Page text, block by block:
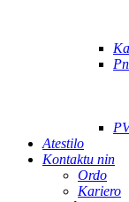
Atestilo
Kontaktu nin
Ordo
Kariero